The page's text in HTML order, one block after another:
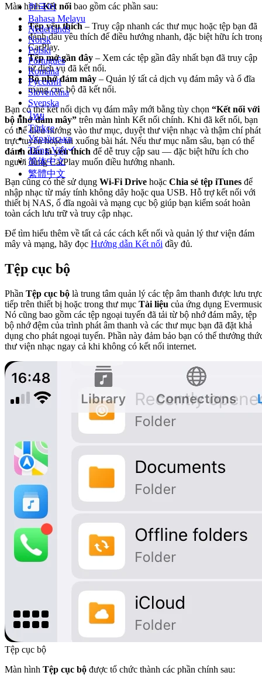
한국어
Bahasa Melayu
Nederlands
Norsk
Polski
Português
Română
Русский
Slovenčina
Svenska
ไทย
Türkçe
Українська
Tiếng Việt
简体中文
繁體中文
Màn hìnhKết nối bao gồm các phần sau:
Tệp yêu thích– Truy cập nhanh các thư mục hoặc tệp bạn đã
đánh dấu yêu thích để điều hướng nhanh, đặc biệt hữu ích
CarPlay.
Tệp mở gần đây – Xem các tệp gần đây nhất bạn đã truy cập
từ dịch vụ đã kết nối.
Bộ nhớ đám mây – Quản lý tất cả dịch vụ đám mây và ổ đĩa
mạng cục bộ đã kết nối.
Bạn có thể kết nối dịch vụ đám mây mới bằng tùy chọn “Kết nối với
bộ nhớ đám mây” trên màn hình Kết nối chính. Khi đã kết nối, bạn
có thể điều hướng vào thư mục, duyệt thư viện nhạc và thậm chí phát
trực tuyến hoặc tải xuống bài hát. Nếu thư mục nằm sâu, bạn có thể
đánh dấu là yêu thích để dễ truy cập sau — đặc biệt hữu ích cho
người dùng CarPlay muốn điều hướng nhanh.
Bạn cũng có thể sử dụng Wi-Fi Drive hoặc Chia sẻ tệp iTunes để
nhập nhạc từ máy tính không dây hoặc qua USB. Hỗ trợ kết nối với
thiết bị NAS, ổ đĩa ngoài và mạng cục bộ giúp bạn kiểm soát hoàn
toàn cách lưu trữ và truy cập nhạc.
Để tìm hiểu thêm về tất cả các cách kết nối và quản lý thư viện đám
mây và mạng, hãy đọc Hướng dẫn Kết nối đầy đủ.
Tệp cục bộ
Phần Tệp cục bộ là trung tâm quản lý các tệp âm thanh được lưu trực
tiếp trên thiết bị hoặc trong thư mục Tài liệu của ứng dụng
Nó cũng bao gồm các tệp ngoại tuyến đã tải từ bộ nhớ đám mây, tệp
bộ nhớ đệm của trình phát âm thanh và các thư mục bạn đã đặt khả
dụng cho phát ngoại tuyến. Phần này đảm bảo bạn có thể thưởng
thư viện nhạc ngay cả khi không có kết nối internet.
Tệp cục bộ
Màn hình Tệp cục bộ được tổ chức thành các phần chính sau: